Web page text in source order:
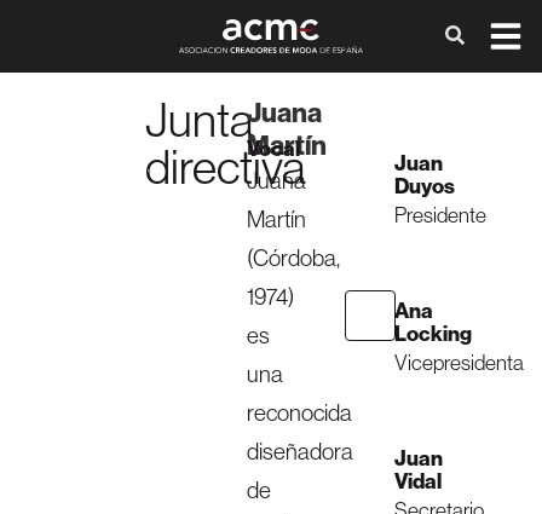
Junta
directiva
Juana
Martín
Vocal
Juana
Martín
(Córdoba,
1974)
es
una
reconocida
diseñadora
de
Juan
Duyos
Presidente
Ana
Locking
Vicepresidenta
Juan
Vidal